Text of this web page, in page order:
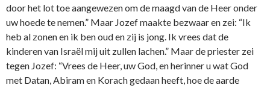
door het lot toe aangewezen om de maagd van de Heer o­nder
uw hoede te nemen.” Maar Jozef maakte bezwaar en zei: “Ik
heb al zonen en ik ben oud en zij is jong. Ik vrees dat de
kinderen van Israël mij uit zullen lachen.” Maar de priester zei
tegen Jozef: “Vrees de Heer, uw God, en herinner u wat God
met Datan, Abiram en Korach gedaan heeft, hoe de aarde